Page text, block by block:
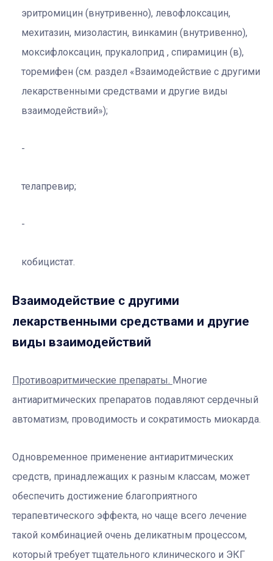
эритромицин (внутривенно), левофлоксацин,
мехитазин, мизоластин, винкамин (внутривенно),
моксифлоксацин, прукалоприд , спирамицин (в),
торемифен (см. раздел «Взаимодействие с другими
лекарственными средствами и другие виды
взаимодействий»);
телапревир;
кобицистат.
Взаимодействие с другими
лекарственными средствами и другие
виды взаимодействий
Противоаритмические препараты. Многие
антиаритмических препаратов подавляют сердечный
автоматизм, проводимость и сократимость миокарда.
Одновременное применение антиаритмических
средств, принадлежащих к разным классам, может
обеспечить достижение благоприятного
терапевтического эффекта, но чаще всего лечение
такой комбинацией очень деликатным процессом,
который требует тщательного клинического и ЭКГ